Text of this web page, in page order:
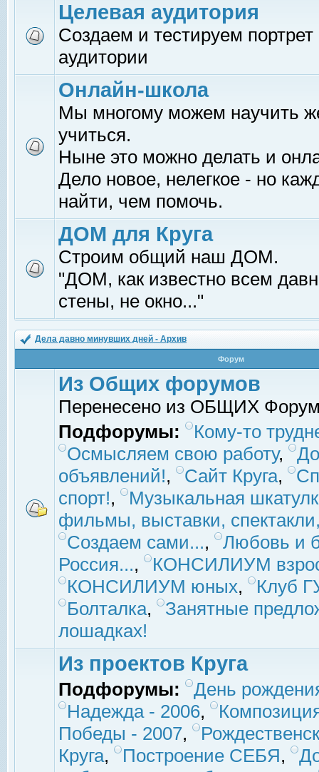
Целевая аудитория
Создаем и тестируем
аудитории
Онлайн-школа
Мы многому можем научить
учиться.
Ныне это можно делать и
Дело новое, нелегкое - но
найти, чем помочь.
ДОМ для Круга
Строим общий наш ДОМ.
"ДОМ, как известно всем
стены, не окно..."
Дела давно минувших дней - Архив
Форум
Из Общих форумов
Перенесено из ОБЩИХ
Подфорумы:
Кому-то
Осмысляем свою работу,
объявлений!, Сайт Круга,
спорт!,
Музыкальная
фильмы, выставки,
Создаем сами...,
Любовь и
Россия...,
КОНСИЛИУМ
КОНСИЛИУМ юных,
Клуб
Болталка,
Занятные
лошадках!
Из проектов Круга
Подфорумы:
День
Надежда - 2006,
Победы - 2007,
Круга, Построение СЕБЯ,